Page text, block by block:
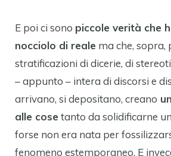
E poi ci sono piccole verità che
nocciolo di reale ma che,
stratificazioni di dicerie, di
– appunto – intera di discorsi e
arrivano, si depositano, creano
alle cose tanto da solidificarne
forse non era nata per
fenomeno estemporaneo. E